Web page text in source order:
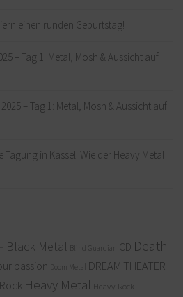
einen runden Geburtstag!
– Tag 1: Metal, Mosh & Aussicht auf
– Tag 1: Metal, Mosh & Aussicht auf
Tagung in Kassel: Wie der Heavy Metal
Black Metal Blind Guardian CD Death
passion Doom Metal DREAM THEATER
Heavy Metal Heavy Rock